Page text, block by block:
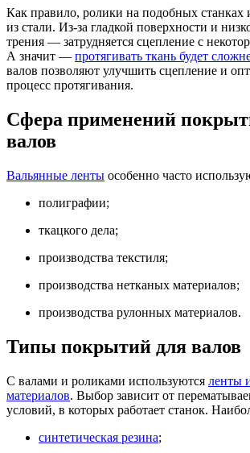
Как правило, ролики на подобных станках
из стали. Из-за гладкой поверхности и
трения — затрудняется сцепление с
А значит — протягивать ткань будет
валов позволяют улучшить сцепление и
процесс протягивания.
Сфера применений
валов
Вальянные ленты особенно часто
полиграфии;
ткацкого дела;
производства текстиля;
производства нетканых материалов;
производства рулонных материалов.
Типы покрытий для валов
С валами и роликами используются ленты
материалов. Выбор зависит от
условий, в которых работает станок.
синтетическая резина;